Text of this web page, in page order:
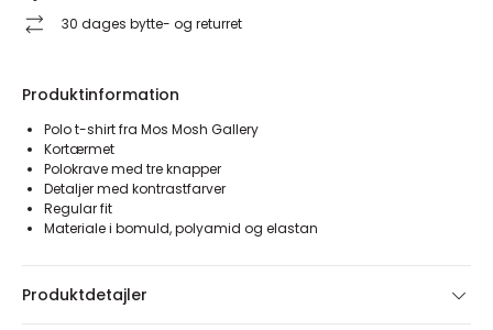
30 dages bytte- og returret
Produktinformation
Polo t-shirt fra Mos Mosh Gallery
Kortærmet
Polokrave med tre knapper
Detaljer med kontrastfarver
Regular fit
Materiale i bomuld, polyamid og elastan
Produktdetajler